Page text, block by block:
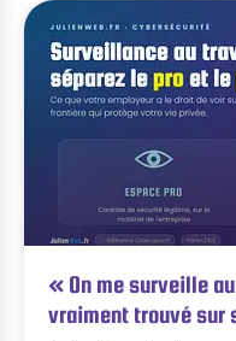
« On me surveille
vraiment trouvé sur